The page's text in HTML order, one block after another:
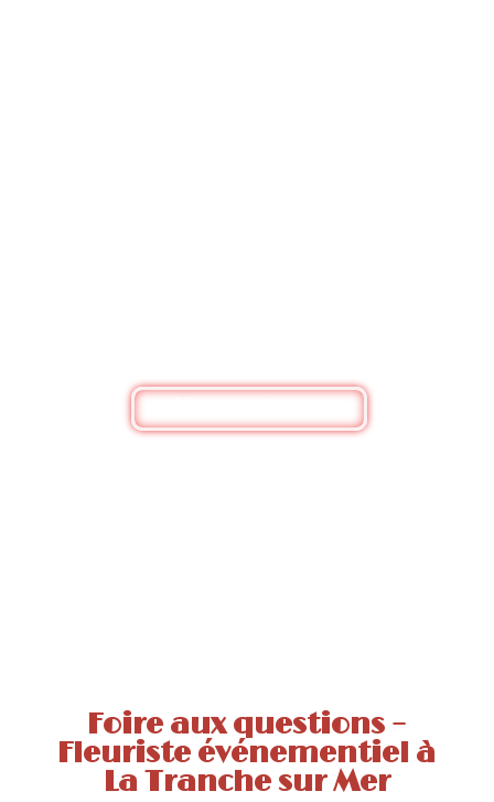
Foire aux questions –
Fleuriste événementiel à
La Tranche sur Mer